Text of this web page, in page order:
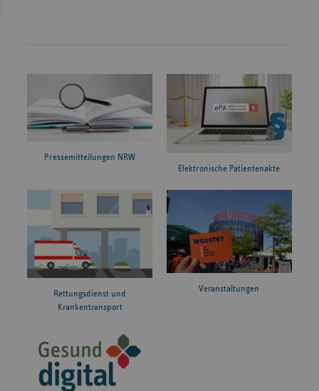
Pressemitteilungen NRW
Elektronische Patientenakte
Rettungsdienst und
Krankentransport
Veranstaltungen